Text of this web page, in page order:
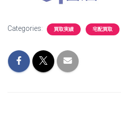
Categories: 買取実績 宅配買取